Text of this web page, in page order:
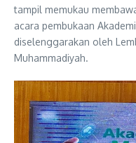
tampil memukau
acara pembukaan
diselenggarakan oleh
Muhammadiyah.